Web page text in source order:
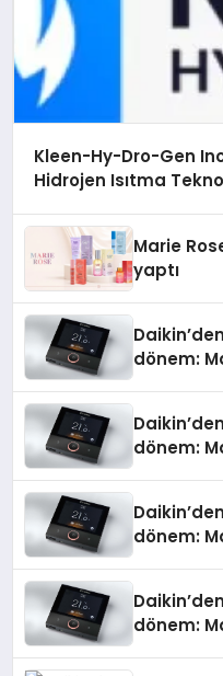
Kleen-Hy-Dro-Gen
Hidrojen Isıtma
Marie
yaptı
dönem:
dönem:
dönem:
dönem: